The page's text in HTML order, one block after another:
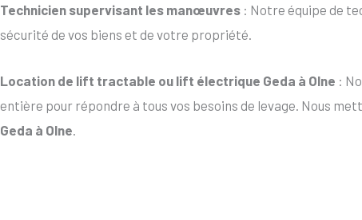
Technicien supervisant les manœuvres : Notre équipe de
sécurité de vos biens et de votre propriété.
Location de lift tractable ou lift électrique Geda à Olne :
entière pour répondre à tous vos besoins de levage. Nous
Geda à Olne